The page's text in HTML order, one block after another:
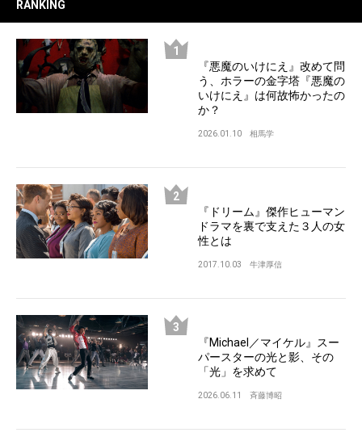
RANKING
『悪魔のいけにえ』改めて問
う、ホラーの金字塔『悪魔の
いけにえ』は何故怖かったの
か？
2026.01.10 相馬学
『ドリーム』傑作ヒューマン
ドラマを裏で支えた３人の女
性とは
2017.10.03 牛津厚信
『Michael／マイケル』スー
パースターの光と影、その
「光」を求めて
2026.06.11 斉藤博昭